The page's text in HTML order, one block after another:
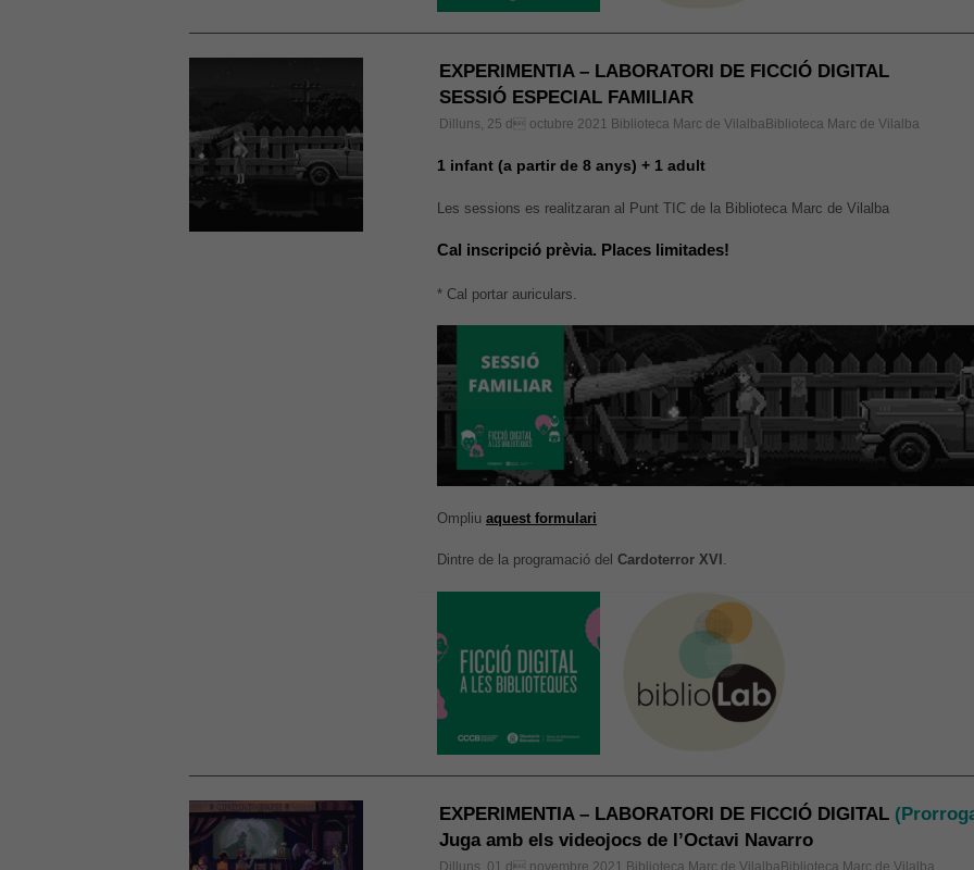
EXPERIMENTIA – LABORATORI DE FICCIÓ DIGITAL
SESSIÓ ESPECIAL FAMILIAR
Dilluns, 25 d octubre 2021 Biblioteca Marc de VilalbaBiblioteca Marc de Vilalba
1 infant (a partir de 8 anys) + 1 adult
Les sessions es realitzaran al Punt TIC de la Biblioteca Marc de Vilalba
Cal inscripció prèvia. Places limitades!
* Cal portar auriculars.
Ompliuaquest formulari
Dintre de la programació delCardoterror XVI .
EXPERIMENTIA – LABORATORI DE FICCIÓ DIGITAL
Juga amb els videojocs de l’Octavi Navarro
Dilluns, 01 d novembre 2021 Biblioteca Marc de VilalbaBiblioteca Marc de Vilalba